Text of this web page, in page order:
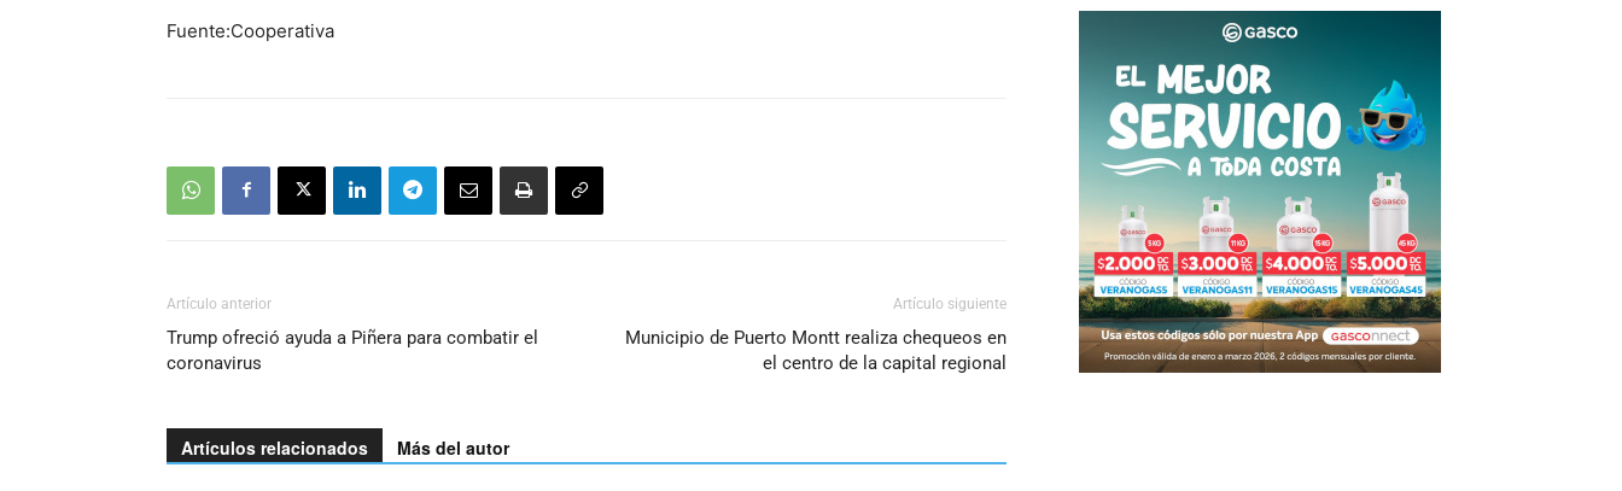
Fuente:Cooperativa
Artículo anterior
Trump ofreció ayuda a Piñera para combatir el
coronavirus
Artículo siguiente
Municipio de Puerto Montt realiza chequeos en
el centro de la capital regional
Artículos relacionados Más del autor